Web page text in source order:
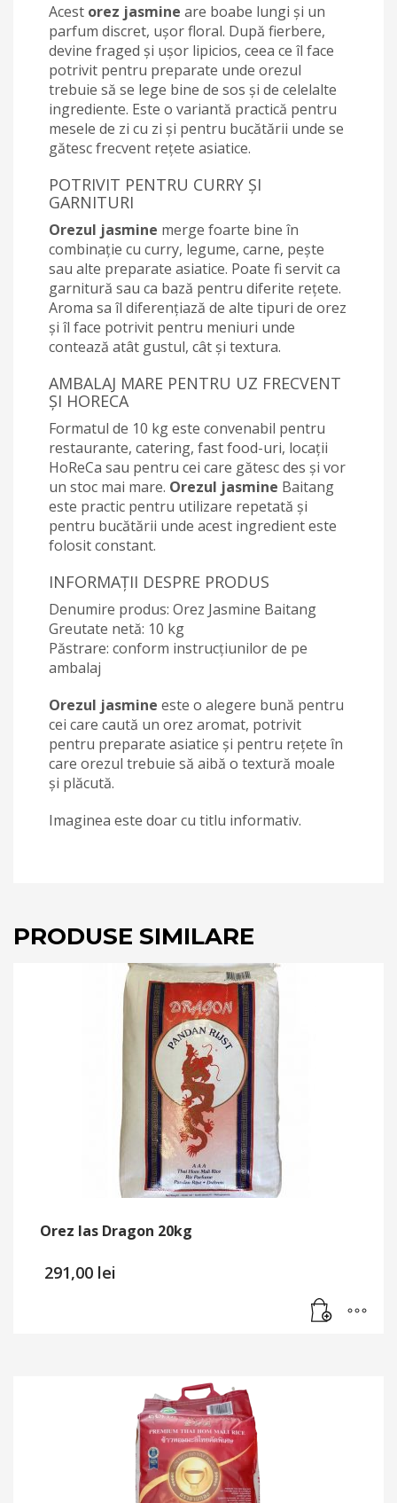
Acest orez jasmine are boabe lungi și un
parfum discret, ușor floral. După fierbere,
devine fraged și ușor lipicios, ceea ce îl face
potrivit pentru preparate unde orezul
trebuie să se lege bine de sos și de celelalte
ingrediente. Este o variantă practică pentru
mesele de zi cu zi și pentru bucătării unde se
gătesc frecvent rețete asiatice.
POTRIVIT PENTRU CURRY ȘI
GARNITURI
Orezul jasmine merge foarte bine în
combinație cu curry, legume, carne, pește
sau alte preparate asiatice. Poate fi servit ca
garnitură sau ca bază pentru diferite rețete.
Aroma sa îl diferențiază de alte tipuri de orez
și îl face potrivit pentru meniuri unde
contează atât gustul, cât și textura.
AMBALAJ MARE PENTRU UZ FRECVENT
ȘI HORECA
Formatul de 10 kg este convenabil pentru
restaurante, catering, fast food-uri, locații
HoReCa sau pentru cei care gătesc des și vor
un stoc mai mare. Orezul jasmine Baitang
este practic pentru utilizare repetată și
pentru bucătării unde acest ingredient este
folosit constant.
INFORMAȚII DESPRE PRODUS
Denumire produs: Orez Jasmine Baitang
Greutate netă: 10 kg
Păstrare: conform instrucțiunilor de pe
ambalaj
Orezul jasmine este o alegere bună pentru
cei care caută un orez aromat, potrivit
pentru preparate asiatice și pentru rețete în
care orezul trebuie să aibă o textură moale
și plăcută.
Imaginea este doar cu titlu informativ.
PRODUSE SIMILARE
Orez Ias Dragon 20kg
291,00 lei